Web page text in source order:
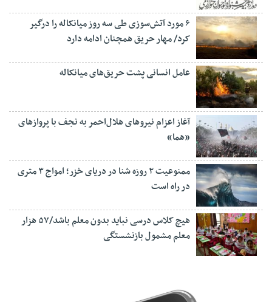
۶ مورد آتش‌سوزی طی سه روز میانکاله را درگیر
کرد/ مهار حریق همچنان ادامه دارد
عامل انسانی پشت حریق‌های میانکاله
آغاز اعزام نیروهای هلال‌احمر به نجف با پروازهای
«هما»
ممنوعیت ۲ روزه شنا در دریای خزر؛ امواج ۳ متری
در راه است
هیچ کلاس درسی نباید بدون معلم باشد/۵۷ هزار
معلم مشمول بازنشستگی